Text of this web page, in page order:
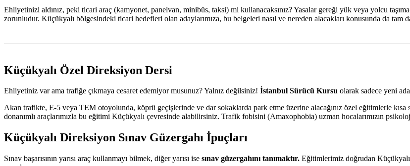
Ehliyetinizi aldınız, peki ticari araç (kamyonet, panelvan, minibüs, taksi) mi kullanacaksınız? Yasalar gereği yük veya yolcu
zorunludur. Küçükyalı bölgesindeki ticari hedefleri olan adaylarımıza, bu belgeleri nasıl ve nereden alacakları konusunda da tam
Küçükyalı Özel Direksiyon Dersi
Ehliyetiniz var ama trafiğe çıkmaya cesaret edemiyor musunuz? Yalnız değilsiniz! İstanbul Sürücü Kursu olarak sadece yeni
Akan trafikte, E-5 veya TEM otoyolunda, köprü geçişlerinde ve dar sokaklarda park etme üzerine alacağınız özel eğitimlerle
donanımlı araçlarımızla bu eğitimi Küçükyalı çevresinde alabilirsiniz. Trafik fobisini (Amaxophobia) uzman hocalarımızın
Küçükyalı Direksiyon Sınav Güzergahı İpuçları
Sınav başarısının yarısı araç kullanmayı bilmek, diğer yarısı ise sınav güzergahını tanımaktır. Eğitimlerimiz doğrudan